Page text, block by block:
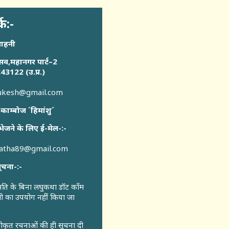
पार्ट–2
(उ.प्र.)
´हिमांशु´
के लिए ई-मेल-:-
:-
के बिना लघुकथा डॉट कॉंम
का उपयोग नहीं किया जा
रचनाओं की ही सूचना दी